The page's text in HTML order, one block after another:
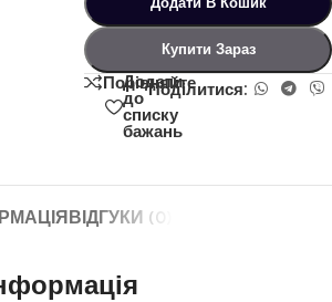
Купити Зараз
Порівняйте
Додати
до
списку
бажань
Поділитися:
ВІДГУКИ (0)